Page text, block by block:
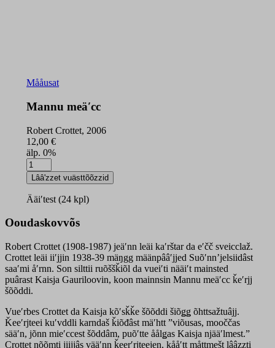
Mååusat
Mannu meäʹcc
Robert Crottet, 2006
12,00 €
älp. 0%
Mannu
meäʹcc
quantity
Lââʹzzet vuästtõõzzid
Ääiʹtest (24 kpl)
Ooudaskovvõs
Robert Crottet (1908-1987) jeäʹnn leäi kaʹrštar da eʹčč sveicclaž.
Crottet leäi iiʹjjin 1938-39 mäŋgg määnpââʹjjed Suõʹnnʼjelsiidâst
saaʹmi åʹrnn. Son silttii ruõššǩiõl da vueiʹti nääiʹt main­sted
puârast Kaisja Gauriloovin, koon mainnsin Mannu meäʹcc ǩeʹrjj
šõõddi.
Vueʹrbes Crottet da Kaisja kõʹsǩǩe šõõddi šiõǥǥ õhttsažtuâjj.
Ǩeeʹrjteei kuʹvddli karndaš ǩiõđâst mäʹhtt ”viõusas, mooččas
sääʹn, jõnn mieʹccest šõddâm, puõʹtte åålǥas Kaisja njääʹlmest.”
Crottet nõõmti jiijjâs vääʹnn ǩeerʹrjteejen, kååʹtt måttmešt lââzzti